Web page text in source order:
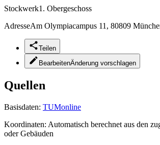
Stockwerk1. Obergeschoss
AdresseAm Olympiacampus 11, 80809
Teilen
BearbeitenÄnderung vorschlagen
Quellen
Basisdaten: TUMonline
Koordinaten: Automatisch berechnet aus den
oder Gebäuden